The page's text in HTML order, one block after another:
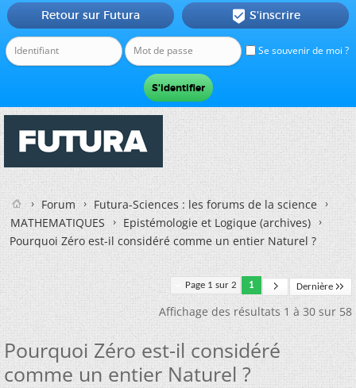
Se souvenir de moi ?
Retour sur Futura  S'inscrire
Forum
Futura-Sciences : les forums de la science
MATHEMATIQUES
Epistémologie et Logique (archives)
Pourquoi Zéro est-il considéré comme un entier Naturel ?
Page 1 sur 2 1 Dernière
Affichage des résultats 1 à 30 sur 58
Pourquoi Zéro est-il considéré
comme un entier Naturel ?